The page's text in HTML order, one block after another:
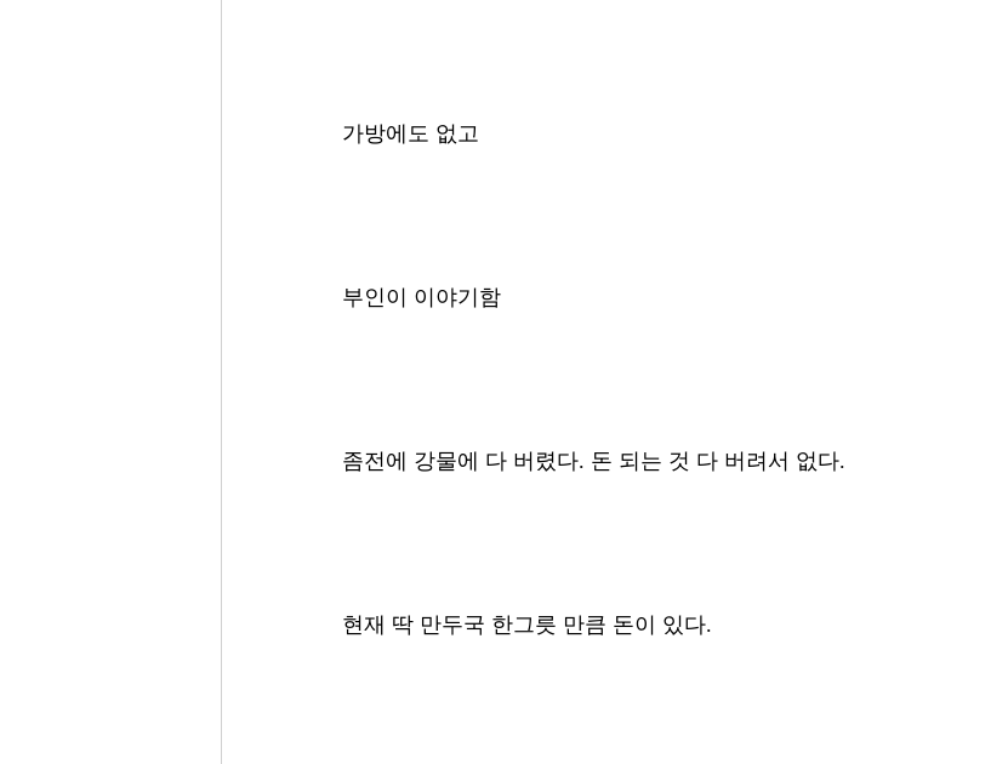
가방에도 없고
부인이 이야기함
좀전에 강물에 다 버렸다. 돈 되는 것 다 버려서 없다.
현재 딱 만두국 한그릇 만큼 돈이 있다.